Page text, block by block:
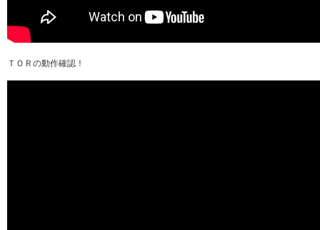
ＴＯＲの動作確認！